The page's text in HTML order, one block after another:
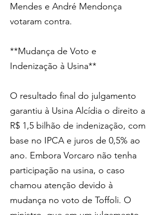
Mendes e André Mendonça
votaram contra.
**Mudança de Voto e
Indenização à Usina**
O resultado final do julgamento
garantiu à Usina Alcídia o direito a
R$ 1,5 bilhão de indenização, com
base no IPCA e juros de 0,5% ao
ano. Embora Vorcaro não tenha
participação na usina, o caso
chamou atenção devido à
mudança no voto de Toffoli. O